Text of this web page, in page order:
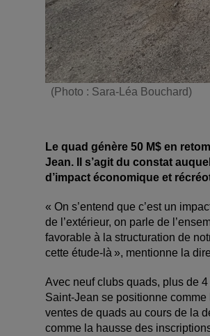
(Photo : Sara-Léa Bouchard)
Le quad génère 50 M$ en
Jean. Il s’agit du constat
d’impact économique et
« On s’entend que c’est un
de l’extérieur, on parle de
favorable à la structuration de
cette étude-là », mentionne la
Avec neuf clubs quads, plus de
Saint-Jean se positionne comme
ventes de quads au cours de la
comme la hausse des